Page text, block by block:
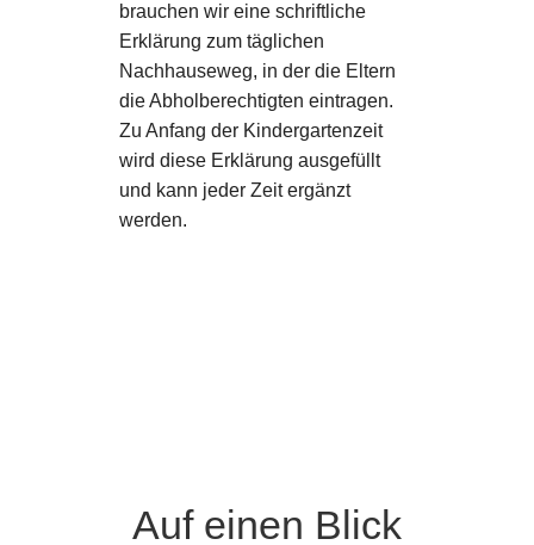
brauchen wir eine schriftliche
Erklärung zum täglichen
Nachhauseweg, in der die Eltern
die Abholberechtigten eintragen.
Zu Anfang der Kindergartenzeit
wird diese Erklärung ausgefüllt
und kann jeder Zeit ergänzt
werden.
Auf einen Blick